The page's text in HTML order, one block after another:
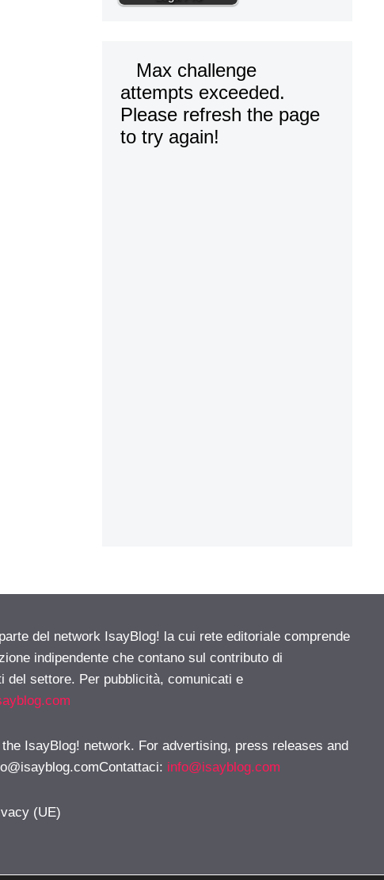
del network IsayBlog! la cui rete editoriale comprende
indipendente che contano sul contributo di
del settore. Per pubblicità, comunicati e
IsayBlog! network. For advertising, press releases and
: info@isayblog.com
(UE)